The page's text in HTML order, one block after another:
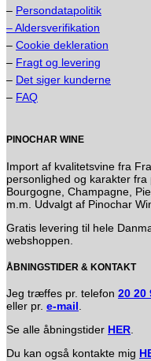
– Persondatapolitik
– Aldersverifikation
– Cookie dekleration
– Fragt og levering
– Det siger kunderne
– FAQ
PINOCHAR WINE
Import af kvalitetsvine fra
personlighed og karakter
Bourgogne, Champagne,
m.m. Udvalgt af Pinochar
Gratis levering til hele
webshoppen.
ÅBNINGSTIDER & KONTAKT
Jeg træffes pr. telefon 20 20
eller pr. e-mail.
Se alle åbningstider HER.
Du kan også kontakte mig